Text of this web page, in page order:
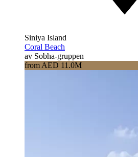
Siniya Island
Coral Beach
av Sobha-gruppen
from AED 11.0M